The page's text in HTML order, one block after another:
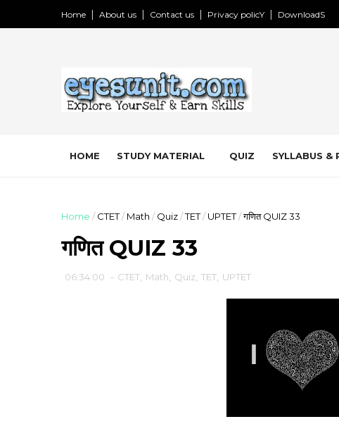
Home About us Contact us Privacy policY DownloadS
HOME STUDY MATERIAL QUIZ SYLLABUS &
Home / CTET/ Math / Quiz/TET/ UPTET/गणित QUIZ 33
गणित QUIZ 33
06:34:00 - CTET Math Quiz TET UPTET